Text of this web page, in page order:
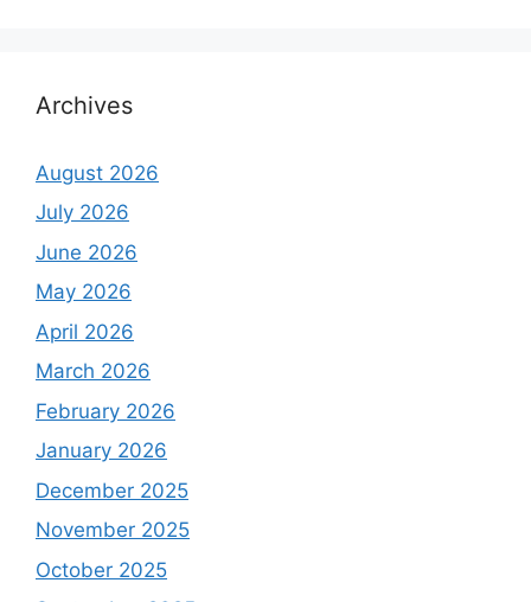
Archives
August 2026
July 2026
June 2026
May 2026
April 2026
March 2026
February 2026
January 2026
December 2025
November 2025
October 2025